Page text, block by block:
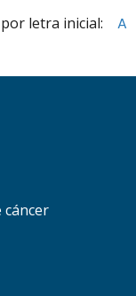
letra inicial: A
cáncer